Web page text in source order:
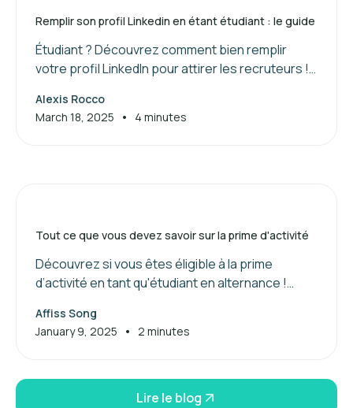
Remplir son profil Linkedin en étant étudiant : le guide
Étudiant ? Découvrez comment bien remplir
votre profil LinkedIn pour attirer les recruteurs !
compétences et booster votre réseau.
Alexis Rocco
March 18, 2025
• 4 minutes
Tout ce que vous devez savoir sur la prime d'activité
Découvrez si vous êtes éligible à la prime
d’activité en tant qu'étudiant en alternance !
Affiss Song
January 9, 2025
• 2 minutes
Lire le blog